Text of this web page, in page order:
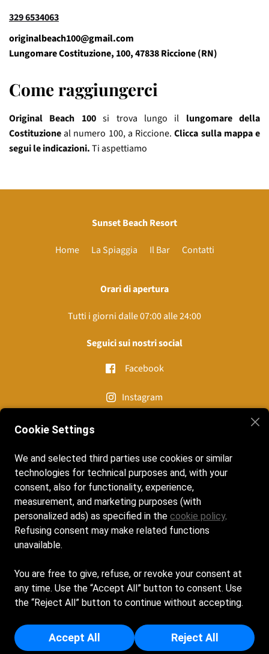
329 6534063
originalbeach100@gmail.com
Lungomare Costituzione, 100, 47838 Riccione (RN)
Come raggiungerci
Original Beach 100si trova lungo il lungomare della
Costituzioneal numero 100, a Riccione.Clicca sulla mappa e
segui le indicazioni.Ti aspettiamo
Sunset Beach Resort
Home La Spiaggia Il Bar Contatti
Orari di apertura
Tutti i giorni dalle 07:00 alle 24:00
Seguici sui nostri social
Facebook
Instagram
+39 329 6534063
originalbeach100@gmail.com
Lungomare Costituzione, 100, 47838 Riccione (RN)
Privacy Policy
VACANZE RICCIONE SRL - Sede Legale: VIALE ALFREDO
CATALANI 1 - 47838 - RICCIONE (RN) - Capitale Sociale Euro
20.000 - Iscritta al registro delle imprese di Rimini - p.i/c.f:
Cookie Settings
We and selected third parties use cookies or similar
technologies for technical purposes and, with your
consent, also for functionality, experience,
measurement, and marketing purposes (with
personalized ads) as specified in the cookie policy.
Refusing consent may make related functions
unavailable.
You are free to give, refuse, or revoke your consent at
any time. Use the “Accept All” button to consent. Use
the “Reject All” button to continue without accepting.
Accept All Reject All